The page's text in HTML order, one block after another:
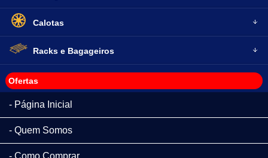
Calotas
Racks e Bagageiros
Ofertas
Página Inicial
Quem Somos
Como Comprar